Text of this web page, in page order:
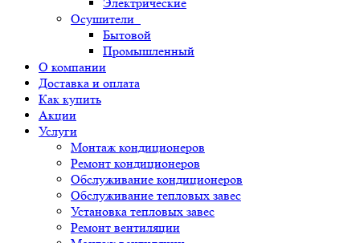
Осушители
Бытовой
Промышленный
О компании
Доставка и оплата
Как купить
Акции
Услуги
Монтаж кондиционеров
Ремонт кондиционеров
Обслуживание кондиционеров
Обслуживание тепловых завес
Установка тепловых завес
Ремонт вентиляции